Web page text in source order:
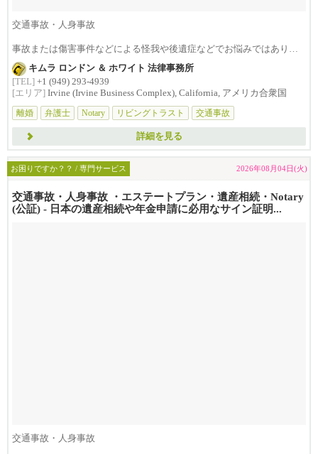
交通事故・人身事故
事故または傷害事件などによる怪我や後遺症などでお悩みではありま
せんか？損害賠償は治療費...
キムラ ロンドン ＆ ホワイト 法律事務所
[TEL] +1 (949) 293-4939
[エリア] Irvine (Irvine Business Complex), California, アメリカ合衆国
離婚
弁護士 Notary リビングトラスト 交通事故
詳細を見る
お困りですか？？ / 専門サービス 2026年08月04日(火)
交通事故・人身事故 ・エステートプラン・遺産相続・Notary
(公証) - 日本の遺産相続や年金申請に必用なサイン証明...
交通事故・人身事故